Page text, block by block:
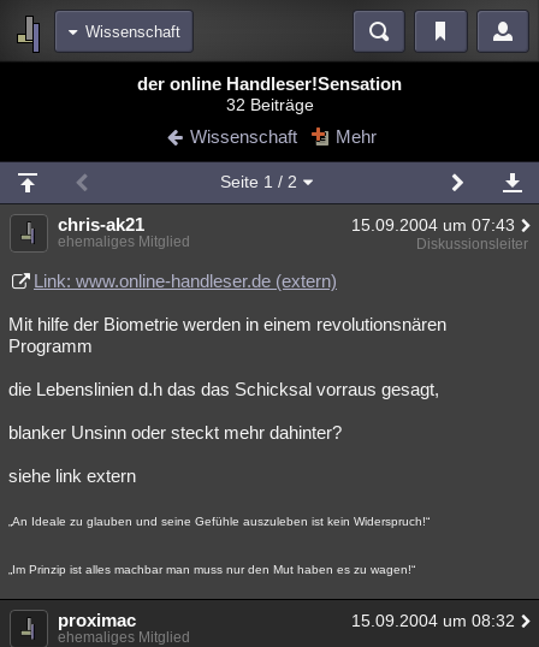
Wissenschaft
Blogs
Chat Wiki Neuigkeiten
meine Rubriken
Menschen Wissenschaft Mystery Kriminalfälle
Spiritualität Verschwörungen Technologie
Natur Umfragen Unterhaltung
weitere Rubriken
Philosophie Träume Orte Esoterik Literatur
Astronomie Helpdesk Gruppen Gaming
Übersichten
Besucht Teilgenommen Alle Neue Geschlossen
Lesenswert
der online Handleser!Sensation
32 Beiträge
Wissenschaft Mehr
Seite 1 / 2
chris-ak21 15.09.2004 um 07:43
ehemaliges Mitglied Diskussionsleiter
Link: www.online-handleser.de (extern)
Mit hilfe der Biometrie werden in einem revolutionsnären
Programm
die Lebenslinien d.h das das Schicksal vorraus gesagt,
blanker Unsinn oder steckt mehr dahinter?
siehe link extern
„An Ideale zu glauben und seine Gefühle auszuleben ist kein Widerspruch!“
„Im Prinzip ist alles machbar man muss nur den Mut haben es zu wagen!“
proximac 15.09.2004 um 08:32
ehemaliges Mitglied